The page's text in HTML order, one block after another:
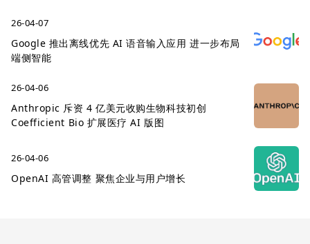
26-04-07
Google 推出离线优先 AI 语音输入应用 进一步布局
端侧智能
26-04-06
Anthropic 斥资 4 亿美元收购生物科技初创
Coefficient Bio 扩展医疗 AI 版图
26-04-06
OpenAI 高管调整 聚焦企业与用户增长